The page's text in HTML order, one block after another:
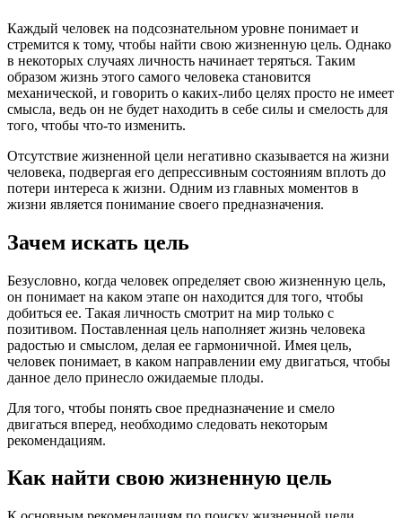
Каждый человек на подсознательном уровне понимает и
стремится к тому, чтобы найти свою жизненную цель. Однако
в некоторых случаях личность начинает теряться. Таким
образом жизнь этого самого человека становится
механической, и говорить о каких-либо целях просто не имеет
смысла, ведь он не будет находить в себе силы и смелость для
того, чтобы что-то изменить.
Отсутствие жизненной цели негативно сказывается на жизни
человека, подвергая его депрессивным состояниям вплоть до
потери интереса к жизни. Одним из главных моментов в
жизни является понимание своего предназначения.
Зачем искать цель
Безусловно, когда человек определяет свою жизненную цель,
он понимает на каком этапе он находится для того, чтобы
добиться ее. Такая личность смотрит на мир только с
позитивом. Поставленная цель наполняет жизнь человека
радостью и смыслом, делая ее гармоничной. Имея цель,
человек понимает, в каком направлении ему двигаться, чтобы
данное дело принесло ожидаемые плоды.
Для того, чтобы понять свое предназначение и смело
двигаться вперед, необходимо следовать некоторым
рекомендациям.
Как найти свою жизненную цель